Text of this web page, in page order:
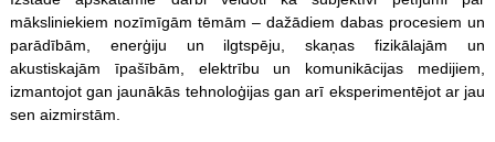
māksliniekiem nozīmīgām tēmām – dažādiem dabas procesiem un
parādībām, enerģiju un ilgtspēju, skaņas fizikālajām un
akustiskajām īpašībām, elektrību un komunikācijas medijiem,
izmantojot gan jaunākās tehnoloģijas gan arī eksperimentējot ar jau
sen aizmirstām.